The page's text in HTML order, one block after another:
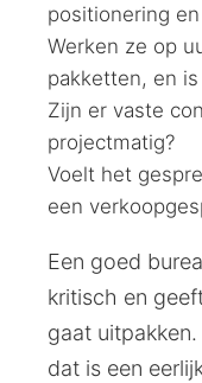
positionering
Werken ze op
pakketten, en
Zijn er vaste
projectmatig?
Voelt het
een
Een goed
kritisch en
gaat
dat is een